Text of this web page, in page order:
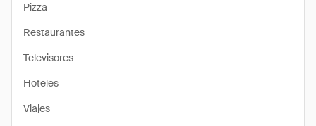
Pizza
Restaurantes
Televisores
Hoteles
Viajes